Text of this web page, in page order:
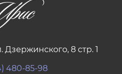
Дзержинского, 8 стр. 1
480-85-98